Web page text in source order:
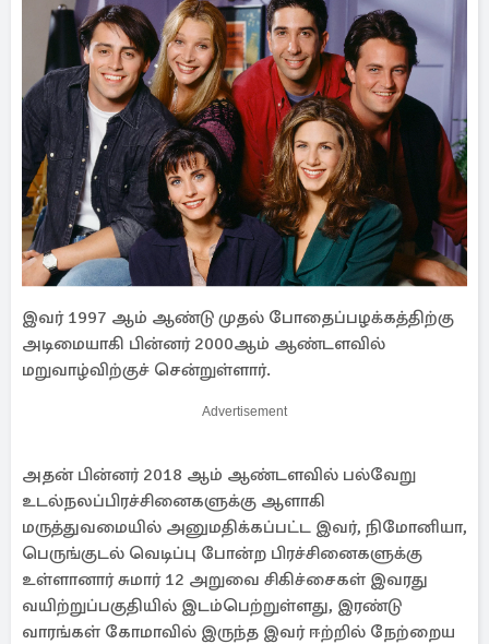
இவர் 1997 ஆம் ஆண்டு முதல் போதைப்பழக்கத்திற்கு
அடிமையாகி பின்னர் 2000ஆம் ஆண்டளவில்
மறுவாழ்விற்குச் சென்றுள்ளார்.
Advertisement
அதன் பின்னர் 2018 ஆம் ஆண்டளவில் பல்வேறு
உடல்நலப்பிரச்சினைகளுக்கு ஆளாகி
மருத்துவமையில் அனுமதிக்கப்பட்ட இவர், நிமோனியா,
பெருங்குடல் வெடிப்பு போன்ற பிரச்சினைகளுக்கு
உள்ளானார் சுமார் 12 அறுவை சிகிச்சைகள் இவரது
வயிற்றுப்பகுதியில் இடம்பெற்றுள்ளது, இரண்டு
வாரங்கள் கோமாவில் இருந்த இவர் ஈற்றில் நேற்றைய